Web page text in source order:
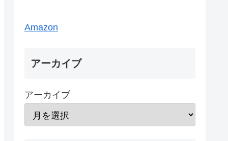
Amazon
アーカイブ
アーカイブ